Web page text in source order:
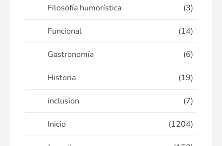
Filosofía humorística (3)
Funcional (14)
Gastronomía (6)
Historia (19)
inclusion (7)
Inicio (1204)